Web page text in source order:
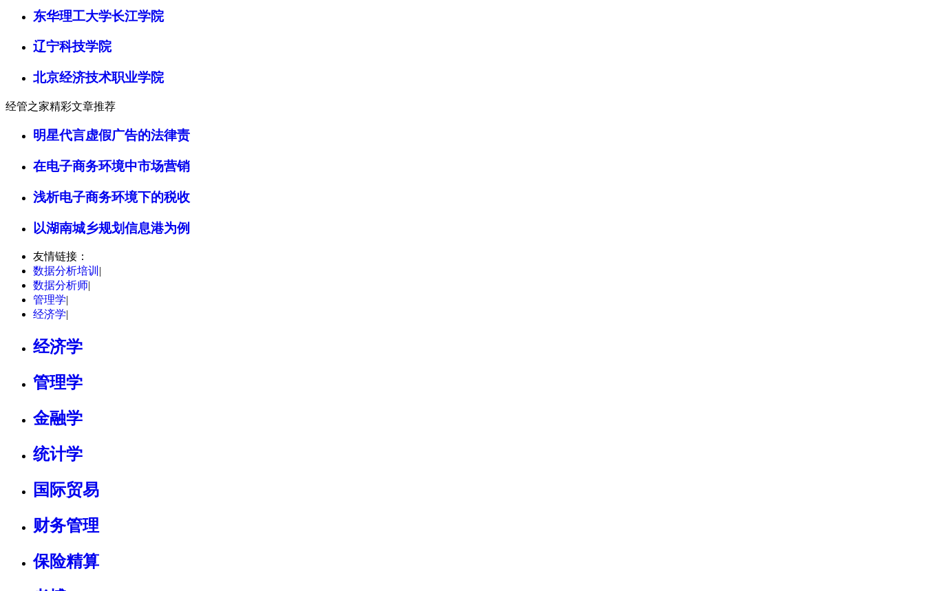
东华理工大学长江学院
辽宁科技学院
北京经济技术职业学院
经管之家精彩文章推荐
明星代言虚假广告的法律责
在电子商务环境中市场营销
浅析电子商务环境下的税收
以湖南城乡规划信息港为例
友情链接：
数据分析培训 |
数据分析师|
管理学|
经济学|
经济学
管理学
金融学
统计学
国际贸易
财务管理
保险精算